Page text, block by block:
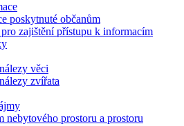
poskytnuté občanům
zajištění přístupu k informacím
věci
zvířata
nebytového prostoru a prostoru